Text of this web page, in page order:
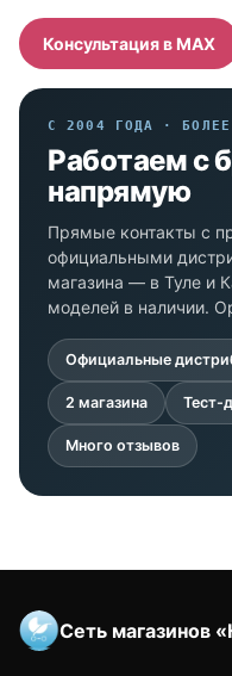
Консультация в MAX
С 2004 ГОДА ·
Работаем с
напрямую
Прямые контакты с
официальными
магазина — в Туле и
моделей в наличии.
Официальные
2 магазина Тест-
Много отзывов
Сеть магазинов